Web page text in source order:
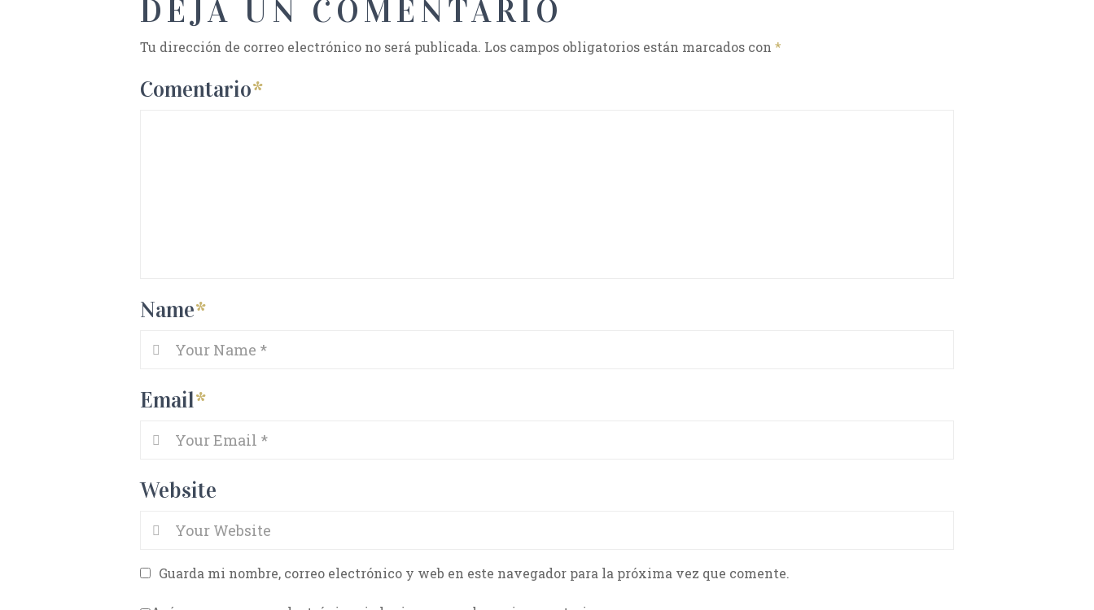
DEJA UN COMENTARIO
Tu dirección de correo electrónico no será publicada. Los campos obligatorios están marcados con *
Comentario*
Name*
Email*
Website
Guarda mi nombre, correo electrónico y web en este navegador para la próxima vez que comente.